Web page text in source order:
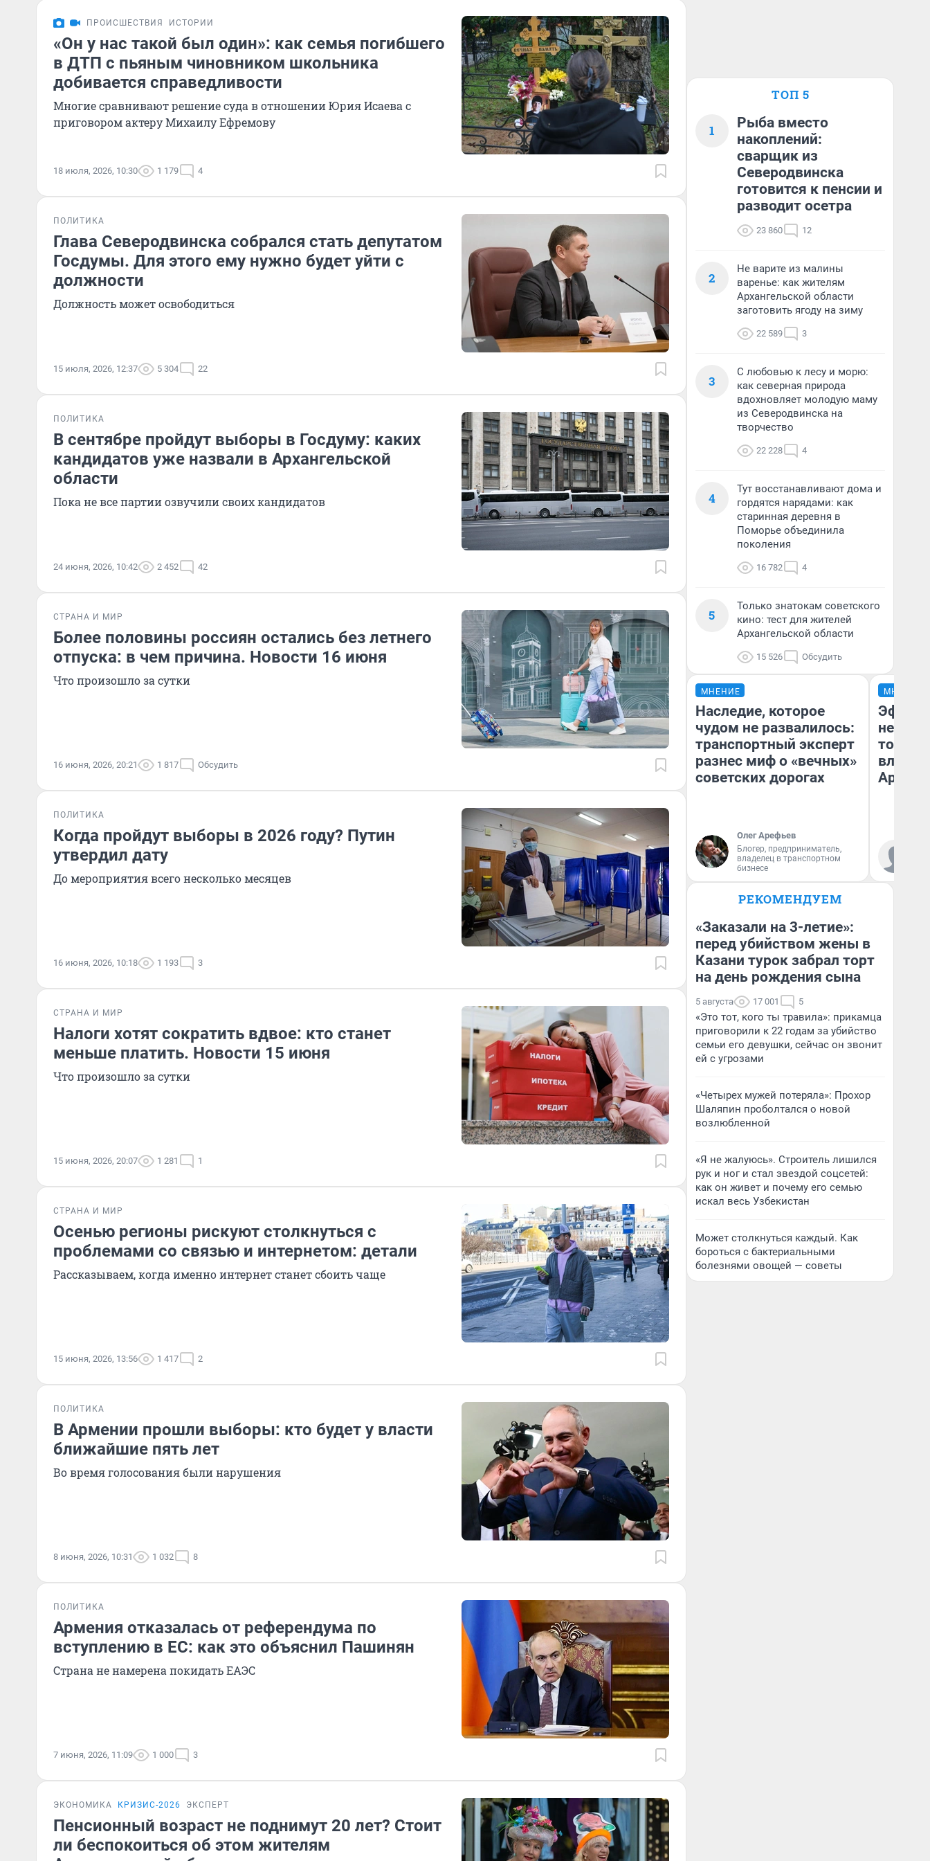
ПРОИСШЕСТВИЯ ИСТОРИИ
«Он у нас такой был один»: как семья погибшего
в ДТП с пьяным чиновником школьника
добивается справедливости
Многие сравнивают решение суда в отношении Юрия Исаева с
приговором актеру Михаилу Ефремову
18 июля, 2026, 10:30 1 179 4
ПОЛИТИКА
Глава Северодвинска собрался стать депутатом
Госдумы. Для этого ему нужно будет уйти с
должности
Должность может освободиться
15 июля, 2026, 12:37 5 304 22
ПОЛИТИКА
В сентябре пройдут выборы в Госдуму: каких
кандидатов уже назвали в Архангельской
области
Пока не все партии озвучили своих кандидатов
24 июня, 2026, 10:42 2 452 42
СТРАНА И МИР
Более половины россиян остались без летнего
отпуска: в чем причина. Новости 16 июня
Что произошло за сутки
16 июня, 2026, 20:21 1 817 Обсудить
ПОЛИТИКА
Когда пройдут выборы в 2026 году? Путин
утвердил дату
До мероприятия всего несколько месяцев
16 июня, 2026, 10:18 1 193 3
СТРАНА И МИР
Налоги хотят сократить вдвое: кто станет
меньше платить. Новости 15 июня
Что произошло за сутки
15 июня, 2026, 20:07 1 281 1
СТРАНА И МИР
Осенью регионы рискуют столкнуться с
проблемами со связью и интернетом: детали
Рассказываем, когда именно интернет станет сбоить чаще
15 июня, 2026, 13:56 1 417 2
ПОЛИТИКА
В Армении прошли выборы: кто будет у власти
ближайшие пять лет
Во время голосования были нарушения
8 июня, 2026, 10:31 1 032 8
ПОЛИТИКА
Армения отказалась от референдума по
вступлению в ЕС: как это объяснил Пашинян
Страна не намерена покидать ЕАЭС
7 июня, 2026, 11:09 1 000 3
ЭКОНОМИКА КРИЗИС-2026 ЭКСПЕРТ
Пенсионный возраст не поднимут 20 лет? Стоит
ли беспокоиться об этом жителям
ТОП 5
1
Рыба вместо
накоплений:
сварщик из
Северодвинска
готовится к пенсии и
разводит осетра
23 860 12
2
Не варите из малины
варенье: как жителям
Архангельской области
заготовить ягоду на зиму
22 589 3
3
С любовью к лесу и морю:
как северная природа
вдохновляет молодую маму
из Северодвинска на
творчество
22 228 4
4
Тут восстанавливают дома и
гордятся нарядами: как
старинная деревня в
Поморье объединила
поколения
16 782 4
5
Только знатокам советского
кино: тест для жителей
Архангельской области
15 526 Обсудить
МНЕНИЕ
Наследие, которое
чудом не развалилось:
транспортный эксперт
разнес миф о «вечных»
советских дорогах
Олег Арефьев
Блогер, предприниматель,
владелец в транспортном
бизнесе
МНЕНИЕ
не
РЕКОМЕНДУЕМ
«Заказали на 3-летие»:
перед убийством жены в
Казани турок забрал торт
на день рождения сына
5 августа 17 001 5
«Это тот, кого ты травила»: прикамца
приговорили к 22 годам за убийство
семьи его девушки, сейчас он звонит
ей с угрозами
«Четырех мужей потеряла»: Прохор
Шаляпин проболтался о новой
возлюбленной
«Я не жалуюсь». Строитель лишился
рук и ног и стал звездой соцсетей:
как он живет и почему его семью
искал весь Узбекистан
Может столкнуться каждый. Как
бороться с бактериальными
болезнями овощей — советы